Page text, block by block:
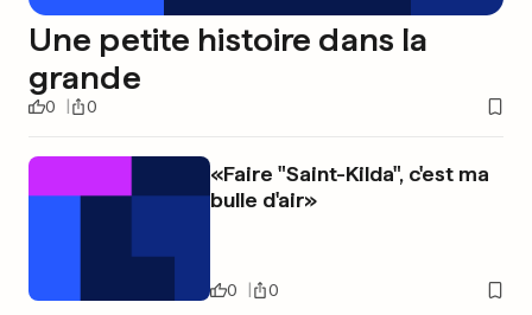
Une petite histoire dans la
grande
0 0
«Faire "Saint-Kilda", c'est ma
bulle d'air»
0 0